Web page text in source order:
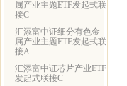
属产业主题ETF发起式联
接C
汇添富中证细分有色金
属产业主题ETF发起式联
接A
汇添富中证芯片产业ETF
发起式联接C